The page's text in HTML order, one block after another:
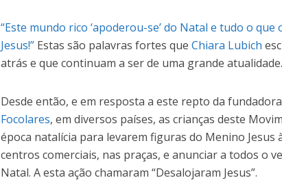
“Este mundo rico ‘apoderou-se’ do Natal e tudo o que
Jesus!” Estas são palavras fortes que Chiara Lubich
atrás e que continuam a ser de uma grande atualidade.
Desde então, e em resposta a este repto da
Focolares, em diversos países, as crianças deste
época natalícia para levarem figuras do Menino Jesus
centros comerciais, nas praças, e anunciar a todos o
Natal. A esta ação chamaram “Desalojaram Jesus”.